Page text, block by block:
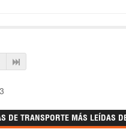
DE TRANSPORTE MÁS LEÍDAS